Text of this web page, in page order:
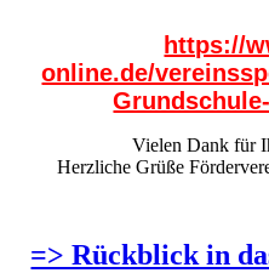
https://
online.de/
Vielen Dank für
Herzliche Grüße
=> Rückblick in